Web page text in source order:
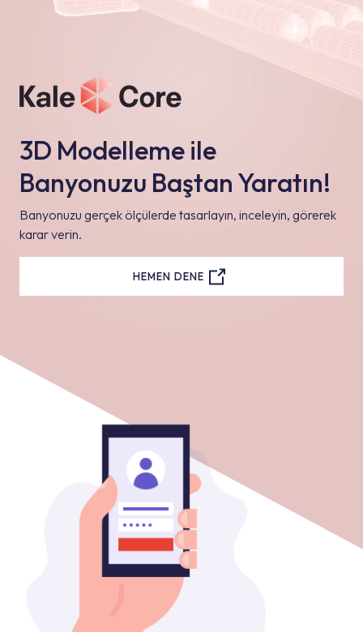
3D Modelleme ile
Banyonuzu Baştan Yaratın!
Banyonuzu gerçek ölçülerde tasarlayın, inceleyin, görerek
karar verin.
HEMEN DENE